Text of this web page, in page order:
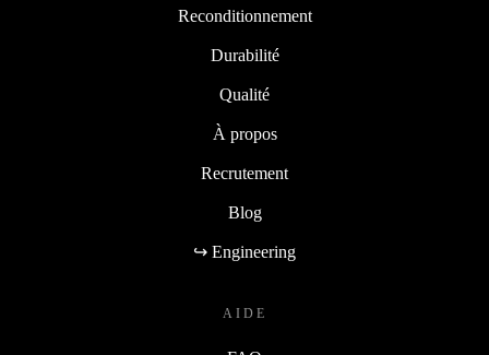
Reconditionnement
Durabilité
Qualité
À propos
Recrutement
Blog
↪ Engineering
AIDE